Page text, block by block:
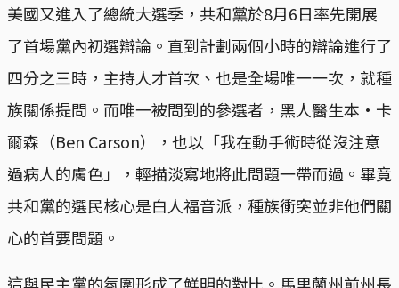
美國又進入了總統大選季，共和黨於8月6日率先開展
了首場黨內初選辯論。直到計劃兩個小時的辯論進行了
四分之三時，主持人才首次、也是全場唯一一次，就種
族關係提問。而唯一被問到的參選者，黑人醫生本·卡
爾森（Ben Carson），也以「我在動手術時從沒注意
過病人的膚色」，輕描淡寫地將此問題一帶而過。畢竟
共和黨的選民核心是白人福音派，種族衝突並非他們關
心的首要問題。
這與民主黨的氛圍形成了鮮明的對比。馬里蘭州前州長